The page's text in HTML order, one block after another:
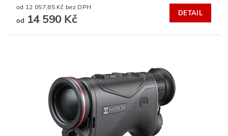
od 12 057,85 Kč bez DPH
od 14 590 Kč DETAIL